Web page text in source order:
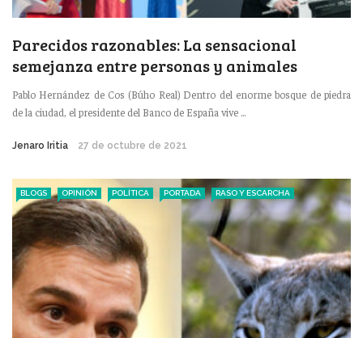
Parecidos razonables: La sensacional
semejanza entre personas y animales
Pablo Hernández de Cos (Búho Real) Dentro del enorme bosque de piedra
de la ciudad, el presidente del Banco de España vive ...
Jenaro Iritia 27 de octubre de 2021
BLOGS OPINIÓN POLÍTICA PORTADA RASO Y ESCARCHA